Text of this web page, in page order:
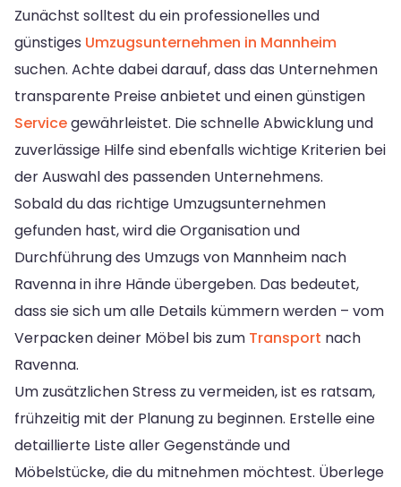
Zunächst solltest du ein professionelles und
günstiges Umzugsunternehmen in Mannheim
suchen. Achte dabei darauf, dass das Unternehmen
transparente Preise anbietet und einen günstigen
Servicegewährleistet. Die schnelle Abwicklung und
zuverlässige Hilfe sind ebenfalls wichtige Kriterien bei
der Auswahl des passenden Unternehmens.
Sobald du das richtige Umzugsunternehmen
gefunden hast, wird die Organisation und
Durchführung des Umzugs von Mannheim nach
Ravenna in ihre Hände übergeben. Das bedeutet,
dass sie sich um alle Details kümmern werden – vom
Verpacken deiner Möbel bis zum Transport nach
Ravenna.
Um zusätzlichen Stress zu vermeiden, ist es ratsam,
frühzeitig mit der Planung zu beginnen. Erstelle eine
detaillierte Liste aller Gegenstände und
Möbelstücke, die du mitnehmen möchtest. Überlege